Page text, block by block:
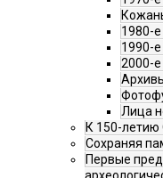
1980-
1990-
2000-
Лица
К 150-
Сохраняя
Первые